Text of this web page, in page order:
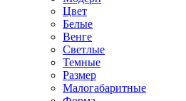
Цвет
Белые
Венге
Светлые
Темные
Размер
Малогабаритные